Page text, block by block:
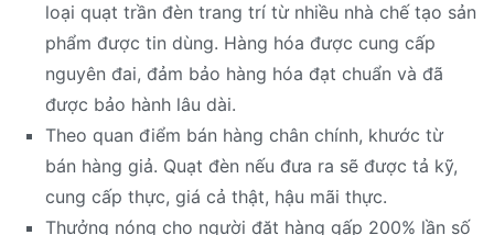
loại quạt trần đèn trang trí từ nhiều nhà chế tạo sản
phẩm được tin dùng. Hàng hóa được cung cấp
nguyên đai, đảm bảo hàng hóa đạt chuẩn và đã
được bảo hành lâu dài.
Theo quan điểm bán hàng chân chính, khước từ
bán hàng giả. Quạt đèn nếu đưa ra sẽ được tả kỹ,
cung cấp thực, giá cả thật, hậu mãi thực.
Thưởng nóng cho người đặt hàng gấp 200% lần số